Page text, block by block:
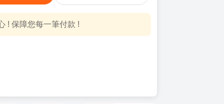
! 保障您每一筆付款 !